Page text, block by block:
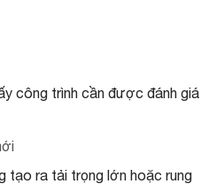
công trình cần được đánh giá
tạo ra tải trọng lớn hoặc rung